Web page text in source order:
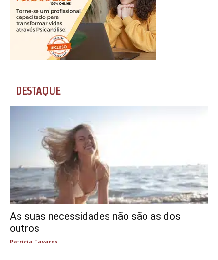
DESTAQUE
As suas necessidades não são as dos
outros
Patricia Tavares